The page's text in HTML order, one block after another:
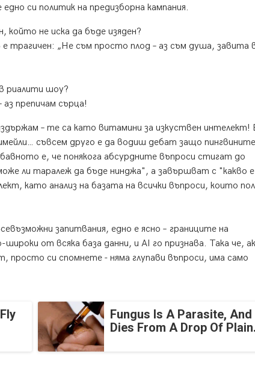
си политик на предизборна кампания.
не иска да бъде изяден?
трагичен: „Не съм просто плод – аз съм душа, завита
риалити шоу?
аз препичам сърца!
– те са като витамини за изкуствен интелект!
съвсем друго е да водиш дебат защо
е, че понякога абсурдните въпроси стигат до
ли таралеж да бъде нинджа", а завършват с "какво е
като анализ на базата на всички въпроси, които
запитвания, едно е ясно – границите на
от всяка база данни, и AI го признава. Така че,
просто си спомнете - няма глупави въпроси, има само
Fungus Is A Parasite, And
Dies From A Drop Of